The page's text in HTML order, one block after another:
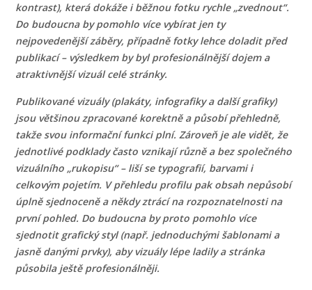
kontrast), která dokáže i běžnou fotku rychle „zvednout“.
Do budoucna by pomohlo více vybírat jen ty
nejpovedenější záběry, případně fotky lehce doladit před
publikací – výsledkem by byl profesionálnější dojem a
atraktivnější vizuál celé stránky.
Publikované vizuály (plakáty, infografiky a další grafiky)
jsou většinou zpracované korektně a působí přehledně,
takže svou informační funkci plní. Zároveň je ale vidět, že
jednotlivé podklady často vznikají různě a bez společného
vizuálního „rukopisu“ – liší se typografií, barvami i
celkovým pojetím. V přehledu profilu pak obsah nepůsobí
úplně sjednoceně a někdy ztrácí na rozpoznatelnosti na
první pohled. Do budoucna by proto pomohlo více
sjednotit grafický styl (např. jednoduchými šablonami a
jasně danými prvky), aby vizuály lépe ladily a stránka
působila ještě profesionálněji.